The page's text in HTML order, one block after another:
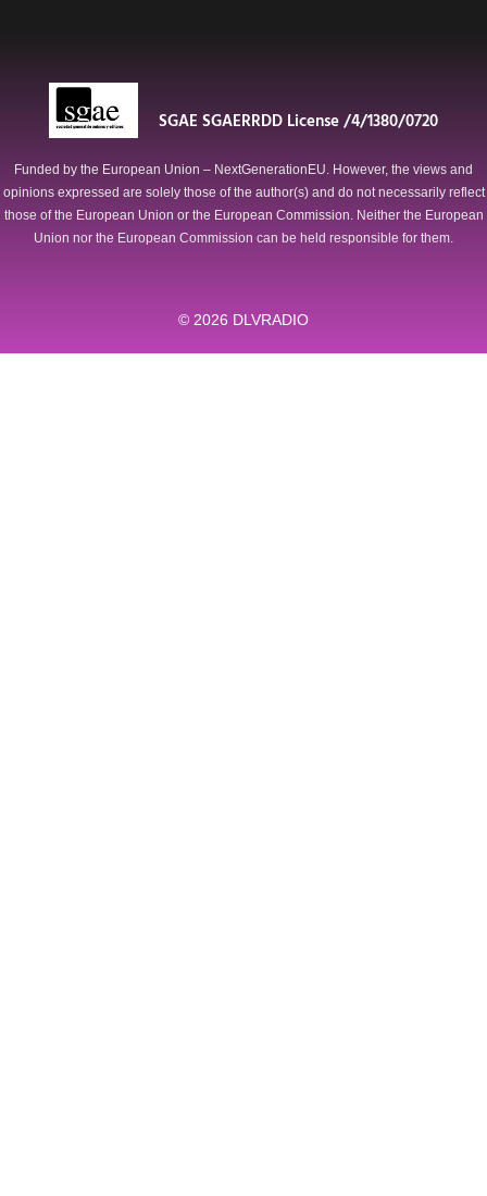
SGAE SGAERRDD License /4/1380/0720
Funded by the European Union – NextGenerationEU. However, the views and
opinions expressed are solely those of the author(s) and do not necessarily reflect
those of the European Union or the European Commission. Neither the European
Union nor the European Commission can be held responsible for them.
© 2026 DLVRADIO